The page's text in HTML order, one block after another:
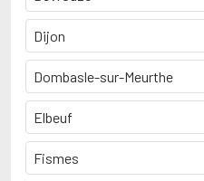
Dijon
Dombasle-sur-Meurthe
Elbeuf
Fismes